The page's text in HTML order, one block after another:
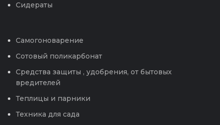
Сидераты
Самогоноварение
Сотовый поликарбонат
Средства защиты , удобрения, от бытовых
вредителей
Теплицы и парники
Техника для сада